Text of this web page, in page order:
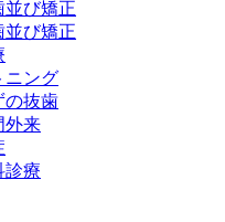
並び矯正
並び矯正
ニング
の抜歯
外来
診療